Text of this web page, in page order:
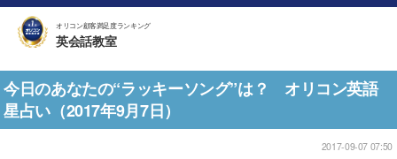
オリコン顧客満足度ランキング
英会話教室
今日のあなたの“ラッキーソング”は？ オリコン英語
星占い（2017年9月7日）
2017-09-07 07:50